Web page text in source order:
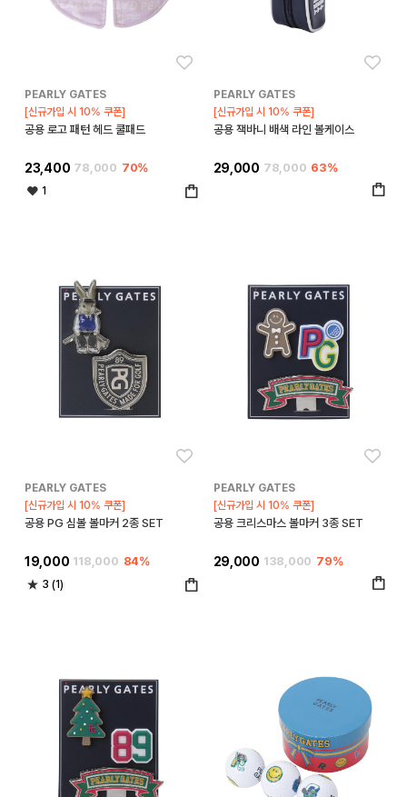
PEARLY GATES
[신규가입 시 10% 쿠폰]
공용 로고 패턴 헤드 쿨패드
23,400 78,000 70%
1
PEARLY GATES
[신규가입 시 10% 쿠폰]
공용 잭바니 배색 라인 볼케이스
29,000 78,000 63%
PEARLY GATES
[신규가입 시 10% 쿠폰]
공용 PG 심볼 볼마커 2종 SET
19,000 118,000 84%
3 (1)
PEARLY GATES
[신규가입 시 10% 쿠폰]
공용 크리스마스 볼마커 3종 SET
29,000 138,000 79%